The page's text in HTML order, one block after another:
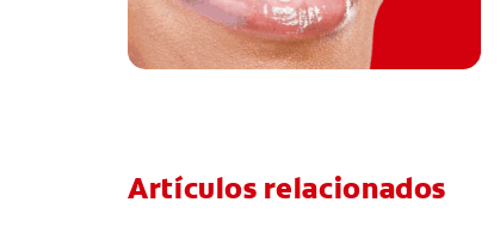
Artículos relacionados